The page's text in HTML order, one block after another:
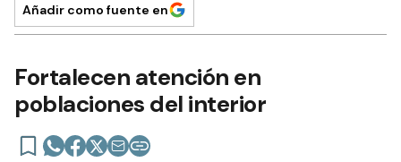
Añadir como fuente en
Fortalecen atención en
poblaciones del interior